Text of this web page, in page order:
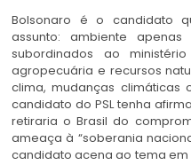
Bolsonaro é o candidato
assunto: ambiente
subordinados ao
agropecuária e recursos
clima, mudanças
candidato do PSL tenha
retiraria o Brasil do
ameaça à “soberania
candidato acena ao tema